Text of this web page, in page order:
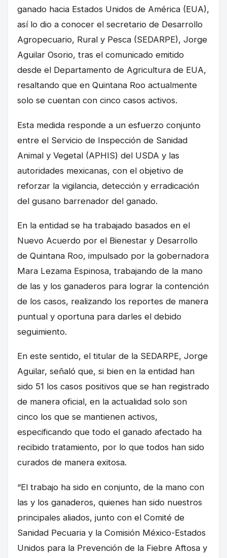
ganado hacia Estados Unidos de América (EUA),
así lo dio a conocer el secretario de Desarrollo
Agropecuario, Rural y Pesca (SEDARPE), Jorge
Aguilar Osorio, tras el comunicado emitido
desde el Departamento de Agricultura de EUA,
resaltando que en Quintana Roo actualmente
solo se cuentan con cinco casos activos.
Esta medida responde a un esfuerzo conjunto
entre el Servicio de Inspección de Sanidad
Animal y Vegetal (APHIS) del USDA y las
autoridades mexicanas, con el objetivo de
reforzar la vigilancia, detección y erradicación
del gusano barrenador del ganado.
En la entidad se ha trabajado basados en el
Nuevo Acuerdo por el Bienestar y Desarrollo
de Quintana Roo, impulsado por la gobernadora
Mara Lezama Espinosa, trabajando de la mano
de las y los ganaderos para lograr la contención
de los casos, realizando los reportes de manera
puntual y oportuna para darles el debido
seguimiento.
En este sentido, el titular de la SEDARPE, Jorge
Aguilar, señaló que, si bien en la entidad han
sido 51 los casos positivos que se han registrado
de manera oficial, en la actualidad solo son
cinco los que se mantienen activos,
especificando que todo el ganado afectado ha
recibido tratamiento, por lo que todos han sido
curados de manera exitosa.
“El trabajo ha sido en conjunto, de la mano con
las y los ganaderos, quienes han sido nuestros
principales aliados, junto con el Comité de
Sanidad Pecuaria y la Comisión México-Estados
Unidos para la Prevención de la Fiebre Aftosa y